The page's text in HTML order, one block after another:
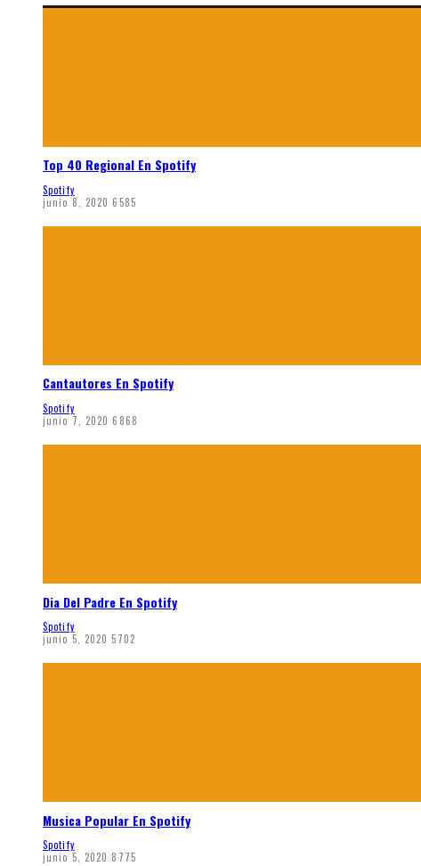
Top 40 Regional En Spotify
Spotify
junio 8, 2020 6585
Cantautores En Spotify
Spotify
junio 7, 2020 6868
Dia Del Padre En Spotify
Spotify
junio 5, 2020 5702
Musica Popular En Spotify
Spotify
junio 5, 2020 8775